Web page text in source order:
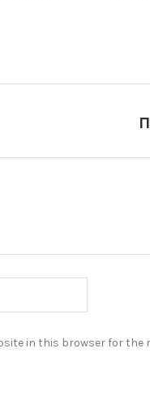
in this browser for the